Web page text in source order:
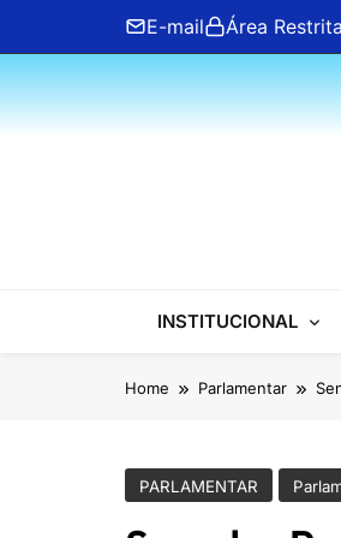
content
E-mail Área Restrita
ANFIP
INSTITUCIONAL
Home Parlamentar
PARLAMENTAR